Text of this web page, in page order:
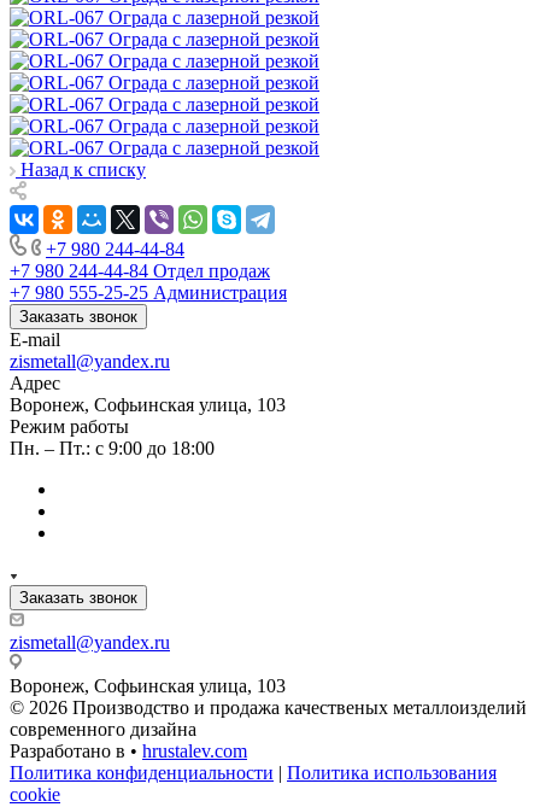
Назад к списку
+7 980 244-44-84
+7 980 244-44-84 Отдел продаж
+7 980 555-25-25 Администрация
Заказать звонок
E-mail
zismetall@yandex.ru
Адрес
Воронеж, Софьинская улица, 103
Режим работы
Пн. – Пт.: с 9:00 до 18:00
Заказать звонок
zismetall@yandex.ru
Воронеж, Софьинская улица, 103
© 2026 Производство и продажа качественых металлоизделий
современного дизайна
Разработано в • hrustalev.com
Политика конфиденциальности | Политика использования
cookie